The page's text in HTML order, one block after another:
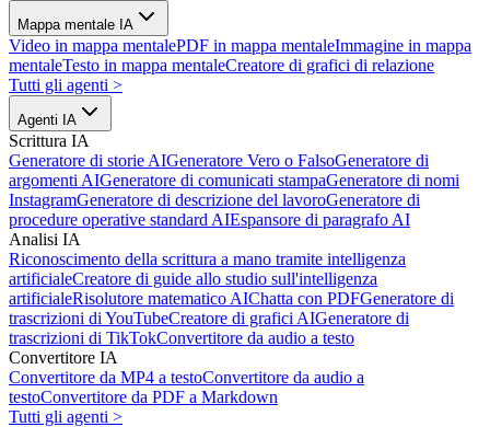
Mappa mentale IA
Video in mappa mentalePDF in mappa mentaleImmagine in mappa
mentaleTesto in mappa mentaleCreatore di grafici di relazione
Tutti gli agenti >
Agenti IA
Scrittura IA
Generatore di storie AIGeneratore Vero o FalsoGeneratore di
argomenti AIGeneratore di comunicati stampaGeneratore di nomi
InstagramGeneratore di descrizione del lavoroGeneratore di
procedure operative standard AIEspansore di paragrafo AI
Analisi IA
Riconoscimento della scrittura a mano tramite intelligenza
artificialeCreatore di guide allo studio sull'intelligenza
artificialeRisolutore matematico AIChatta con PDFGeneratore di
trascrizioni di YouTubeCreatore di grafici AIGeneratore di
trascrizioni di TikTokConvertitore da audio a testo
Convertitore IA
Convertitore da MP4 a testoConvertitore da audio a
testoConvertitore da PDF a Markdown
Tutti gli agenti >